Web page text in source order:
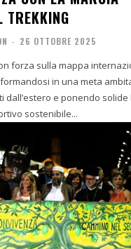
TREKKING
- 26 OTTOBRE 2025
forza sulla mappa
in una meta
dall’estero e ponendo solide
sostenibile...